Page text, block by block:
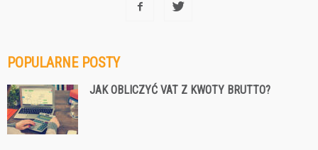
POPULARNE POSTY
JAK OBLICZYĆ VAT Z KWOTY BRUTTO?